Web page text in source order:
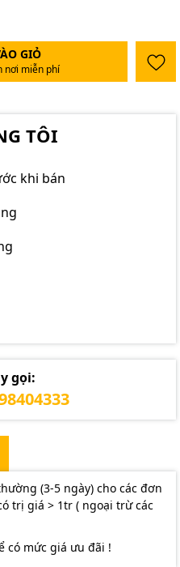
GIỎ
nơi miễn phí
TÔI
khi bán
gọi:
(3-5 ngày) cho các đơn
trị giá > 1tr ( ngoại trừ các
có mức giá ưu đãi !